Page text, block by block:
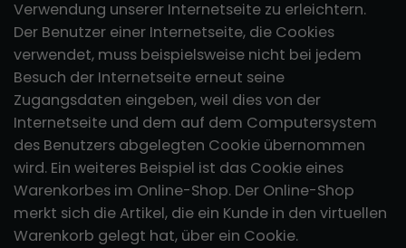
Verwendung unserer Internetseite zu erleichtern.
Der Benutzer einer Internetseite, die Cookies
verwendet, muss beispielsweise nicht bei jedem
Besuch der Internetseite erneut seine
Zugangsdaten eingeben, weil dies von der
Internetseite und dem auf dem Computersystem
des Benutzers abgelegten Cookie übernommen
wird. Ein weiteres Beispiel ist das Cookie eines
Warenkorbes im Online-Shop. Der Online-Shop
merkt sich die Artikel, die ein Kunde in den virtuellen
Warenkorb gelegt hat, über ein Cookie.